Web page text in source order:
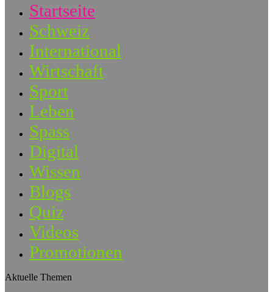
Startseite
Schweiz
International
Wirtschaft
Sport
Leben
Spass
Digital
Wissen
Blogs
Quiz
Videos
Promotionen
Aktuelle Themen